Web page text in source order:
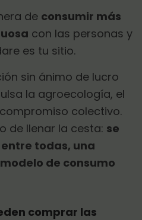
de consumir más
con las personas y
es tu sitio.
sin ánimo de lucro
la agroecología, el
colectivo.
de llenar la cesta: se
todas, una
de consumo
comprar las